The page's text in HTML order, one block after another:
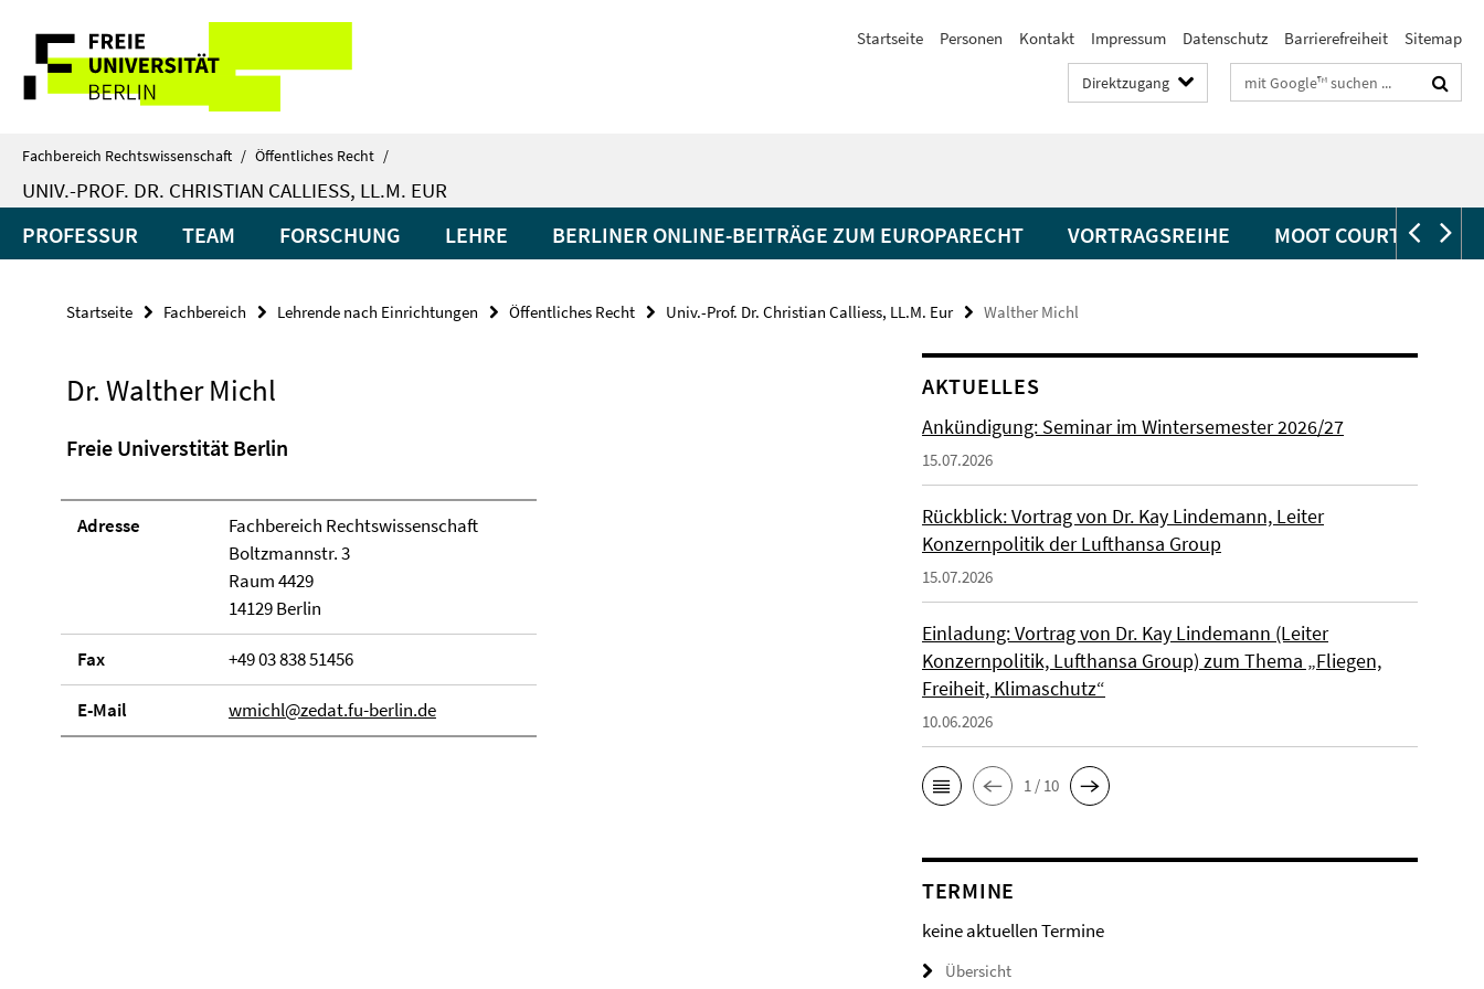
direkt
Inhalt
Service-
Navigation
Startseite Personen Kontakt Impressum Datenschutz Barrierefreiheit Sitemap
Direktzugang Suchbegriffe
Fachbereich Rechtswissenschaft / Öffentliches Recht /
UNIV.-PROF. DR. CHRISTIAN CALLIESS, LL.M. EUR
PROFESSUR TEAM FORSCHUNG LEHRE BERLINER ONLINE-BEITRÄGE ZUM EUROPARECHT VORTRAGSREIHE MOOT COURTS
Startseite Fachbereich Lehrende nach Einrichtungen Öffentliches Recht Univ.-Prof. Dr. Christian Calliess, LL.M. Eur Walther Michl
Dr. Walther Michl
Freie Universtität Berlin
Adresse
Fachbereich Rechtswissenschaft
Boltzmannstr. 3
Raum 4429
14129 Berlin
Fax +49 03 838 51456
E-Mail wmichl@zedat.fu-berlin.de
AKTUELLES
Ankündigung: Seminar im Wintersemester 2026/27
15.07.2026
Rückblick: Vortrag von Dr. Kay Lindemann, Leiter
Konzernpolitik der Lufthansa Group
15.07.2026
Einladung: Vortrag von Dr. Kay Lindemann (Leiter
Konzernpolitik, Lufthansa Group) zum Thema „Fliegen,
Freiheit, Klimaschutz“
10.06.2026
1 / 10
TERMINE
keine aktuellen Termine
Übersicht